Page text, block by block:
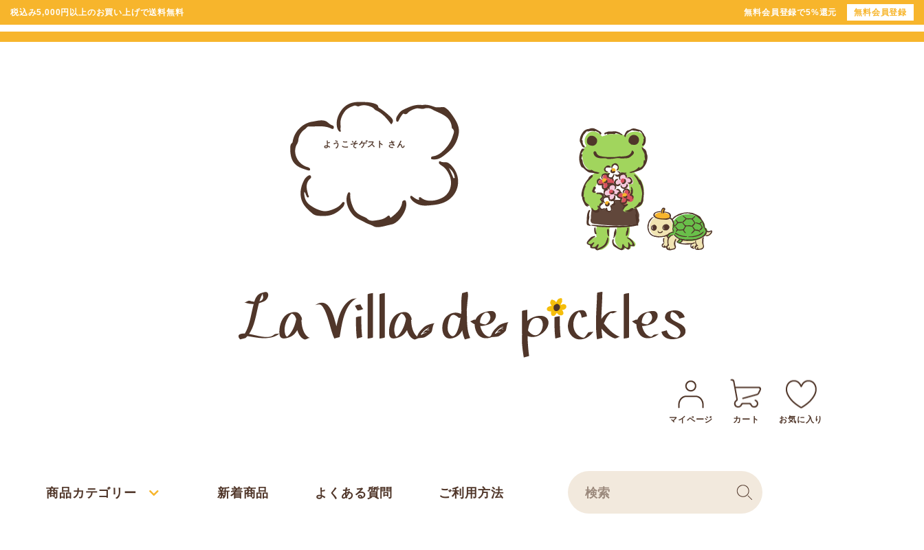
税込み5,000円以上のお買い上げで送料無料 無料会員登録で5%還元 無料会員登録
ようこそゲスト さん
マイページ カート お気に入り
商品カテゴリー 新着商品 よくある質問 ご利用方法